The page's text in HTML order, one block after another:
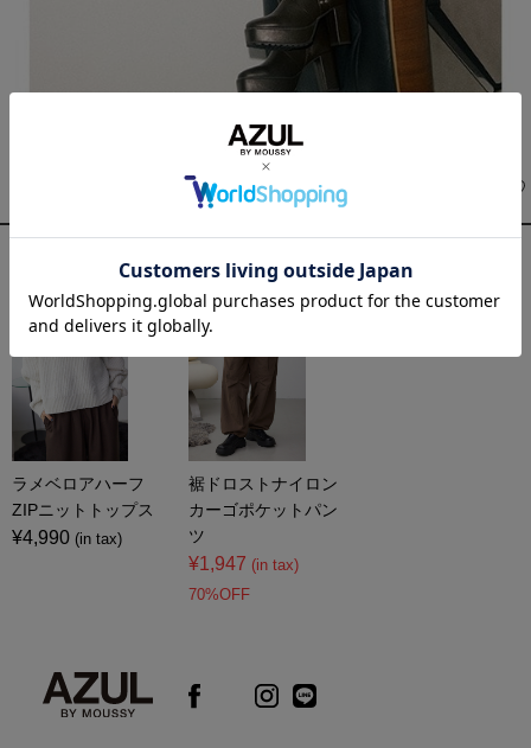
コーディネートアイテム
ラメベロアハーフ
ZIPニットトップス
¥4,990 (in tax)
裾ドロストナイロン
カーゴポケットパン
ツ
¥1,947 (in tax)
70%OFF